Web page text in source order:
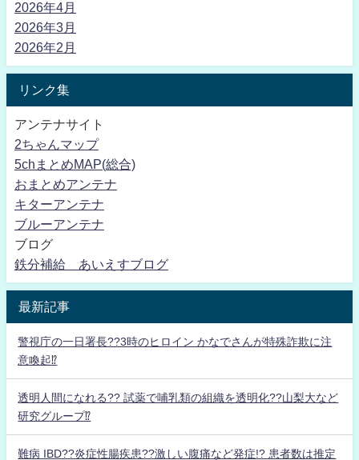
2026年4月
2026年3月
2026年2月
リンク集
アンテナサイト
2ちゃんマップ
5chまとめMAP(総合)
おまとめアンテナ
キターアンテナ
ブルーアンテナ
ブログ
鉄分補給 あいえすブログ
最新記事
警視庁の一日署長??3時のヒロイン かなでさんが特殊詐欺に注
意喚起⁉
透明人間になれる?? 試薬で哺乳類の組織を透明化??山梨大など
研究グループ⁉
難病 IBD??炎症性腸疾患??激しい腹痛など発症!? 患者数は推定